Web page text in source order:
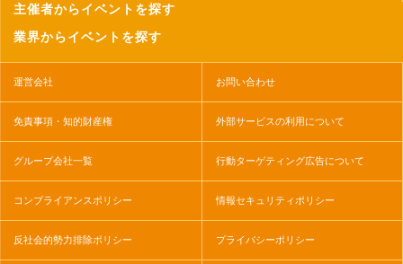
主催者からイベントを探す
業界からイベントを探す
運営会社 お問い合わせ
免責事項・知的財産権 外部サービスの利用について
グループ会社一覧 行動ターゲティング広告について
コンプライアンスポリシー 情報セキュリティポリシー
反社会的勢力排除ポリシー プライバシーポリシー